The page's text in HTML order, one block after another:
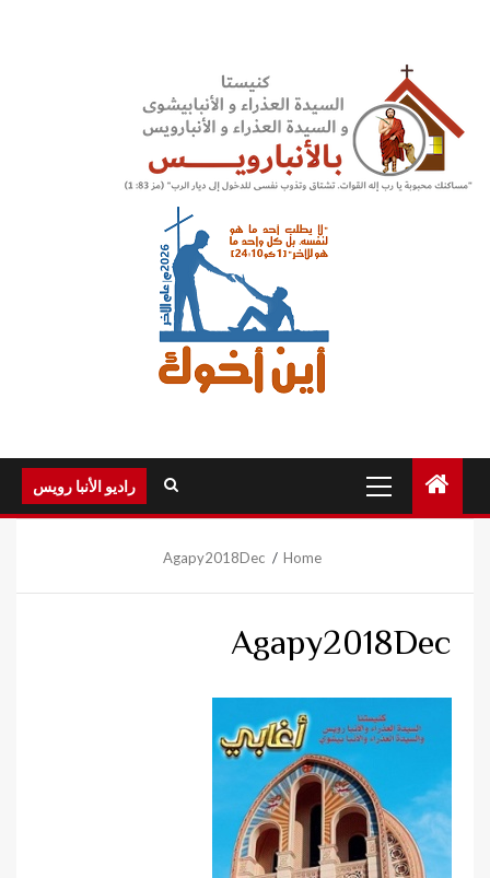
Menu
راديو الأنبا رويس
Home
Agapy2018Dec
Agapy2018Dec